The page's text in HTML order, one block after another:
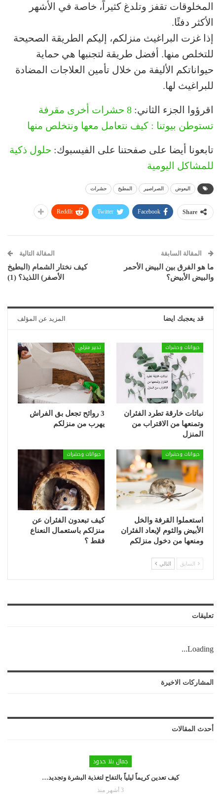
المخلوقات تقفز وتلدغ كثيراً، خاصة في الأشهر
الأكثر دفئًا.
إذا غزت البراغيث منزلكم، إليكم الطريقة الصحيحة
للتخلص منها. أفضل طريقة لتجنبها هي حماية
حيواناتكم الأليفة من خلال تأمين العلاجات المضادة
للبراغيث لها.
اقرؤوا الجزء الثاني:
8 حشرات أخرى مقرفة
تستوطن بيوتنا : كيف نتعامل معها ونتخلص منها
تابعونا أيضا على صفحتنا على الفيسبوك: حلول ذكية
للمشاكل اليومية
البعوض الصراصير المطبخ حشرات
Share
Facebook
Twitter
ReddIt
المقالة السابقة
ما هو الفرق بين البيض الأحمر
والبيض الأبيض؟
المقالة التالية
كيف نختار الشمام (البطيخ
الأصفر) اللذيذ؟ (1)
قد يعجبك ايضا المزيد عن المؤلف
حيوانات وحشرات
نباتات خارقة تطرد الفئران
وتمنعها من الاقتراب من
المنزل
تدبير منزلي
3 روائح تجعل بق الفراش
يهرب من منزلكم
حيوانات وحشرات
استعملوا القرفة والخل
الأبيض والثوم لإبعاد الفئران
ومنعها من دخول منزلكم
حيوانات وحشرات
كيف تبعدون الفئران عن
منزلكم باستعمال النعناع
فقط ؟
السابق التالي
تعليقات
Loading...
المشاركات الاخيرة
أحدث المقالات
جمال بلا حدود
كيف تعدين كريماً ليلياً بالتفاح لتغذية البشرة وتجديد…
3 أشهر منذ